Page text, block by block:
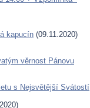
kapucín (09.11.2020)
věrnost Pánovu
s Nejsvětější Svátostí